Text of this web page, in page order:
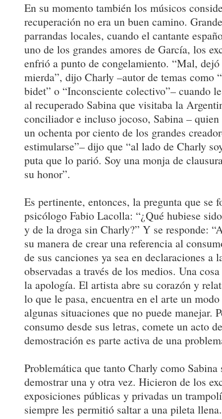
En su momento también los músicos
recuperación no era un buen camino.
parrandas locales, cuando el cantante
uno de los grandes amores de García, los
enfrió a punto de congelamiento. “Mal,
mierda”, dijo Charly –autor de temas como
bidet” o “Inconsciente colectivo”– cuando
al recuperado Sabina que visitaba la
conciliador e incluso jocoso, Sabina –
un ochenta por ciento de los grandes
estimularse”– dijo que “al lado de Charly
puta que lo parió. Soy una monja de
su honor”.
Es pertinente, entonces, la pregunta que se
psicólogo Fabio Lacolla: “¿Qué hubiese
y de la droga sin Charly?” Y se responde:
su manera de crear una referencia al
de sus canciones ya sea en declaraciones a
observadas a través de los medios. Una
la apología. El artista abre su corazón y
lo que le pasa, encuentra en el arte un
algunas situaciones que no puede manejar.
consumo desde sus letras, comete un acto
demostración es parte activa de una
Problemática que tanto Charly como Sabina
demostrar una y otra vez. Hicieron de los
exposiciones públicas y privadas un
siempre les permitió saltar a una pileta